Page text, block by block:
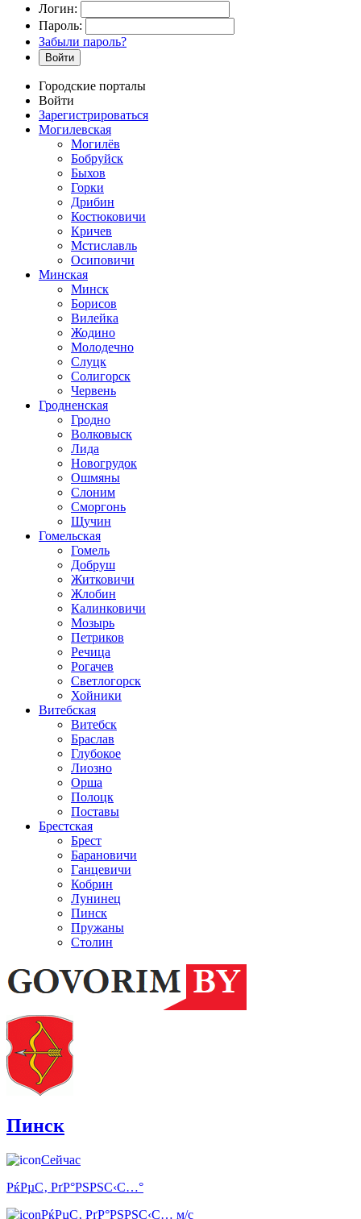
Логин:
Пароль:
Забыли пароль?
Войти
Городские порталы
Войти
Зарегистрироваться
Могилевская
Могилёв
Бобруйск
Быхов
Горки
Дрибин
Костюковичи
Кричев
Мстиславль
Осиповичи
Минская
Минск
Борисов
Вилейка
Жодино
Молодечно
Слуцк
Солигорск
Червень
Гродненская
Гродно
Волковыск
Лида
Новогрудок
Ошмяны
Слоним
Сморгонь
Щучин
Гомельская
Гомель
Добруш
Житковичи
Жлобин
Калинковичи
Мозырь
Петриков
Речица
Рогачев
Светлогорск
Хойники
Витебская
Витебск
Браслав
Глубокое
Лиозно
Орша
Полоцк
Поставы
Брестская
Брест
Барановичи
Ганцевичи
Кобрин
Лунинец
Пинск
Пружаны
Столин
Пинск
Сейчас
РќРµС‚ РґР°РЅРЅС‹С…°
РќРµС‚ РґР°РЅРЅС‹С… м/с